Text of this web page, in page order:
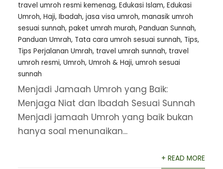
travel umroh resmi kemenag, Edukasi Islam, Edukasi
Umroh, Haji, Ibadah, jasa visa umroh, manasik umroh
sesuai sunnah, paket umrah murah, Panduan Sunnah,
Panduan Umrah, Tata cara umroh sesuai sunnah, Tips,
Tips Perjalanan Umrah, travel umrah sunnah, travel
umroh resmi, Umroh, Umroh & Haji, umroh sesuai
sunnah
Menjadi Jamaah Umroh yang Baik:
Menjaga Niat dan Ibadah Sesuai Sunnah
Menjadi jamaah Umroh yang baik bukan
hanya soal menunaikan...
+ READ MORE